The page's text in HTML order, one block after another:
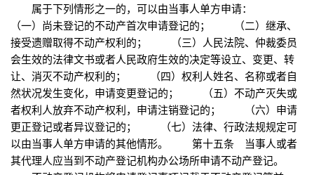
属于下列情形之一的，可以由当事人单方申请：
（一）尚未登记的不动产首次申请登记的； （二）继承、
接受遗赠取得不动产权利的； （三）人民法院、仲裁委员
会生效的法律文书或者人民政府生效的决定等设立、变更、转
让、消灭不动产权利的； （四）权利人姓名、名称或者自
然状况发生变化，申请变更登记的； （五）不动产灭失或
者权利人放弃不动产权利，申请注销登记的； （六）申请
更正登记或者异议登记的； （七）法律、行政法规规定可
以由当事人单方申请的其他情形。 第十五条 当事人或者
其代理人应当到不动产登记机构办公场所申请不动产登记。